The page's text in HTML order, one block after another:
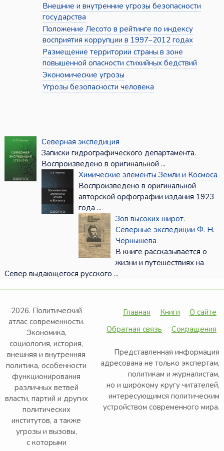
Внешние и внутренние угрозы безопасности
государства
Положение Лесото в рейтинге по индексу
восприятия коррупции в 1997–2012 годах
Размещение территории страны в зоне
повышенной опасности стихийных бедствий
Экономические угрозы
Угрозы безопасности человека
Северная экспедиция
Записки гидрографического департамента.
Воспроизведено в оригинальной ...
Химические элементы Земли и Космоса
Воспроизведено в оригинальной
авторской орфографии издания 1923
года ...
Зов высоких широт.
Северные экспедиции Ф. Н.
Чернышева
В книге рассказывается о
жизни и путешествиях на
Север выдающегося русского ...
2026. Политический
атлас современности.
Экономика,
социология, история,
внешняя и внутренняя
политика, особенности
функционирования
различных ветвей
власти, партий и других
политических
институтов, а также
угрозы и вызовы,
с которыми
Главная Книги
О сайте
Обратная связь
Сокращения
Представленная информация
адресована не только экспертам,
политикам и журналистам,
но и широкому кругу читателей,
интересующимся политическим
устройством современного мира.